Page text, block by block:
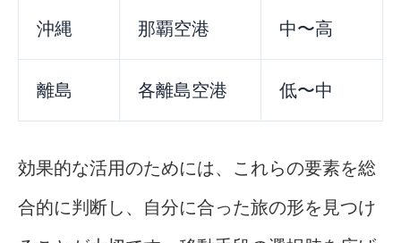
沖縄 那覇空港 中〜高
離島 各離島空港 低〜中
効果的な活用のためには、これらの要素を総
合的に判断し、自分に合った旅の形を見つけ